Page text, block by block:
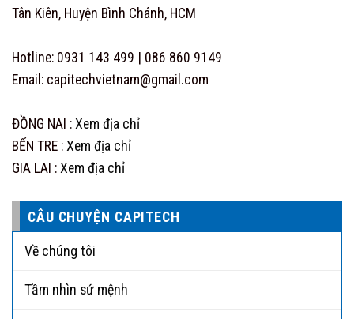
Tân Kiên, Huyện Bình Chánh, HCM
Hotline: 0931 143 499 | 086 860 9149
Email: capitechvietnam@gmail.com
ĐỒNG NAI : Xem địa chỉ
BẾN TRE : Xem địa chỉ
GIA LAI : Xem địa chỉ
CÂU CHUYỆN CAPITECH
Về chúng tôi
Tầm nhìn sứ mệnh